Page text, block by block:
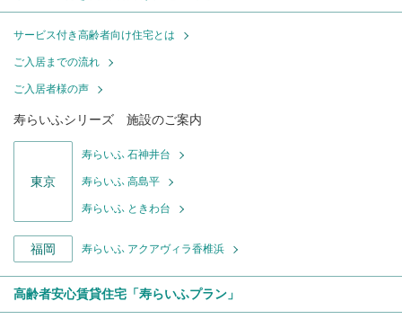
サービス付き高齢者向け住宅とは
ご入居までの流れ
ご入居者様の声
寿らいふシリーズ 施設のご案内
東京
寿らいふ 石神井台
寿らいふ 高島平
寿らいふ ときわ台
福岡 寿らいふ アクアヴィラ香椎浜
高齢者安心賃貸住宅「寿らいふプラン」